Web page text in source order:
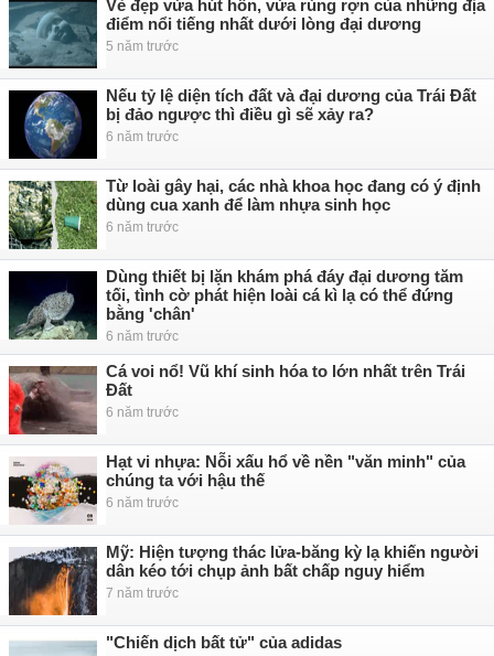
Vẻ đẹp vừa hút hồn, vừa rùng rợn của những địa
điểm nổi tiếng nhất dưới lòng đại dương
5 năm trước
Nếu tỷ lệ diện tích đất và đại dương của Trái Đất
bị đảo ngược thì điều gì sẽ xảy ra?
6 năm trước
Từ loài gây hại, các nhà khoa học đang có ý định
dùng cua xanh để làm nhựa sinh học
6 năm trước
Dùng thiết bị lặn khám phá đáy đại dương tăm
tối, tình cờ phát hiện loài cá kì lạ có thể đứng
bằng 'chân'
6 năm trước
Cá voi nổ! Vũ khí sinh hóa to lớn nhất trên Trái
Đất
6 năm trước
Hạt vi nhựa: Nỗi xấu hổ về nền "văn minh" của
chúng ta với hậu thế
6 năm trước
Mỹ: Hiện tượng thác lửa-băng kỳ lạ khiến người
dân kéo tới chụp ảnh bất chấp nguy hiểm
7 năm trước
"Chiến dịch bất tử" của adidas